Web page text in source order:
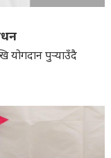
योगदान पुर्‍याउँदै